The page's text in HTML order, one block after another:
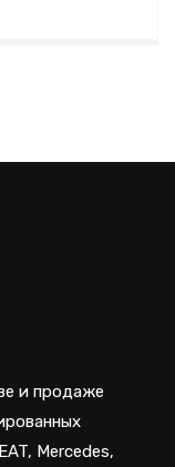
и продаже
Mercedes,